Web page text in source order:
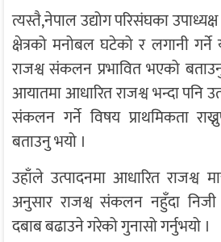
त्यस्तै,नेपाल उद्योग परिसंघका
क्षेत्रको मनोबल घटेको र लगानी
राजश्व संकलन प्रभावित भएको
आयातमा आधारित राजश्व भन्दा पनि
संकलन गर्ने विषय प्राथमिकता
बताउनु भयो ।
उहाँले उत्पादनमा आधारित राजश्व
अनुसार राजश्व संकलन नहुँदा निजी
दबाब बढाउने गरेको गुनासो गर्नुभयो ।